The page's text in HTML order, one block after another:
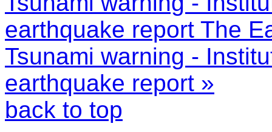
earthquake report The
Tsunami warning -
earthquake report »
back to top